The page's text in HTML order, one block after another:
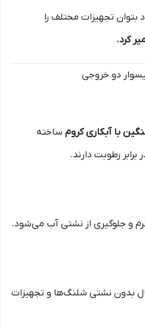
تجهیزات مختلف را
کرد.
دو خروجی
با آبکاری کروم ساخته
رطوبت دارند.
و جلوگیری از نشتی آب می‌شود.
بدون نشتی شلنگ‌ها و تجهیزات